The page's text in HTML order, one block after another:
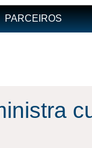
PARCEIROS